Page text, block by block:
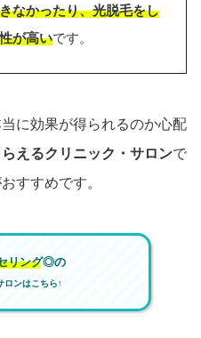
なかったり、光脱毛をし
が高いです。
に効果が得られるのか心配
えるクリニック・サロンで
すすめです。
リング◎の
ロンはこちら↑